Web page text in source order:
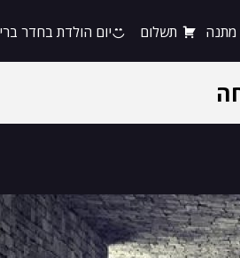
מתנה תשלום יום הולדת בחדר